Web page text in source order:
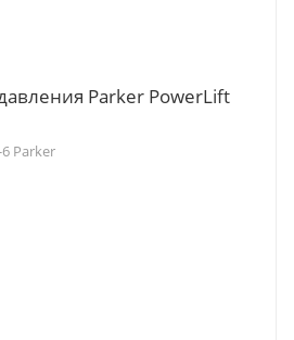
Parker PowerLift
Parker